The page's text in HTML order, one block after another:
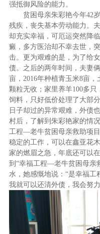
强抵御风险的能力。
贫困母亲朱彩艳今年42
残疾，丧失基本劳动能力。
却充实幸福，可厄运突然降临
癜，多方医治却不幸去世，
击。更为艰难的是，为了给
债。之后的两年时间，夫妻
亩， 2016年种植青玉米8亩，
颗粒无收；家里养羊100多只
饲料，只好低价处理了大部
日子却过的异常艰难，外债
村后，了解到朱彩艳家的情
工程—老牛贫困母亲救助项
稳定的工作，可以在鑫亚花
家的燃眉之急，年底还可以
到“幸福工程—老牛贫困母亲
水，她感慨地说：“是幸福工
我就可以还清外债，我会努